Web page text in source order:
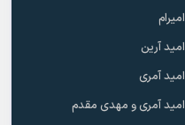
امیرام
امید آرین
امید آمری
امید آمری و مهدی مقدم